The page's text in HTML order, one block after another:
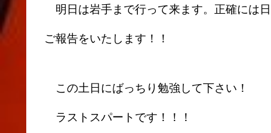
明日は岩手まで行って来ます。正確には
ご報告をいたします！！
この土日にばっちり勉強して下さい！
ラストスパートです！！！